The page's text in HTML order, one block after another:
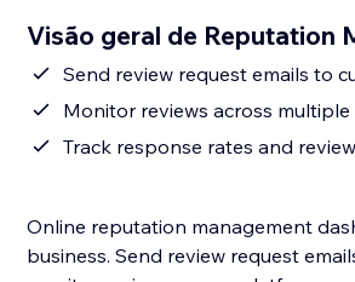
Visão geral de Reputation
Send review request emails to
Monitor reviews across
Track response rates and
Online reputation management
business. Send review request